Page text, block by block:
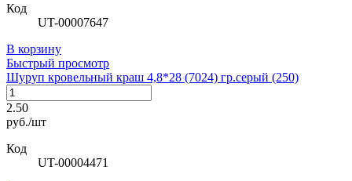
Код
UT-00007647
В корзину
Быстрый просмотр
Шуруп кровельный краш 4,8*28 (7024) гр.серый (250)
2.50
руб./шт
Код
UT-00004471